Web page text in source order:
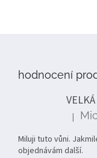
hodnocení
|
Miluji tuto vůni.
objednávám další.